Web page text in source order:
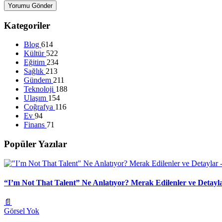
Yorumu Gönder
Kategoriler
Blog 614
Kültür 522
Eğitim 234
Sağlık 213
Gündem 211
Teknoloji 188
Ulaşım 154
Coğrafya 116
Ev 94
Finans 71
Popüler Yazılar
“I’m Not That Talent” Ne Anlatıyor? Merak Edilenler ve
📄
Görsel Yok